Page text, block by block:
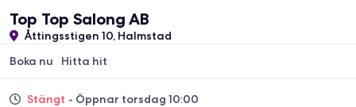
Top Top Salong AB
Åttingsstigen 10, Halmstad
Boka nu
Hitta hit
Stängt - Öppnar torsdag 10:00